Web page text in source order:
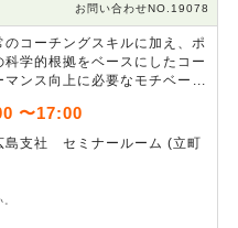
お問い合わせNO.19078
コーチングスキルに加え、ポ
学的根拠をベースにしたコー
ンス向上に必要なモチベーシ
状況下でも、部下のもつ資源
下指導育成スキルを強化する
〜17:00
島支社 セミナールーム (立町